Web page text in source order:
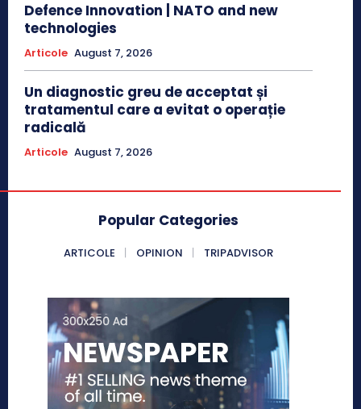
Defence Innovation | NATO and new
technologies
Articole August 7, 2026
Un diagnostic greu de acceptat și
tratamentul care a evitat o operație
radicală
Articole August 7, 2026
Popular Categories
ARTICOLE OPINION TRIPADVISOR